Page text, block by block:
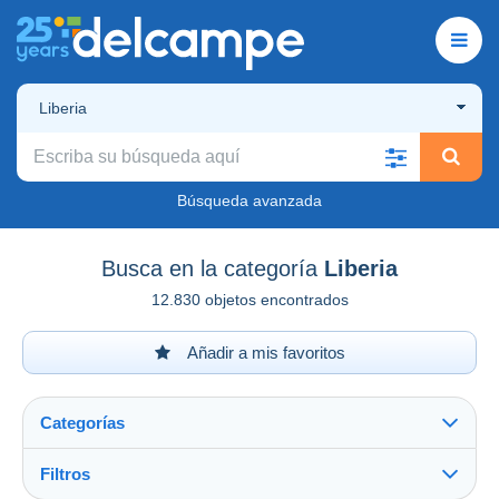
Liberia
Búsqueda avanzada
Busca en la categoría Liberia
12.830 objetos encontrados
Añadir a mis favoritos
Categorías
Filtros